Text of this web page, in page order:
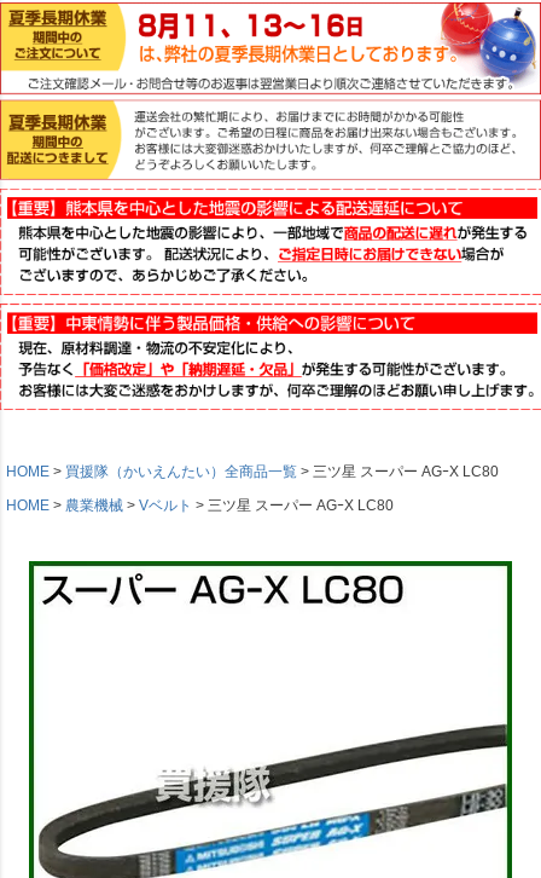
HOME 買援隊（かいえんたい）全商品一覧
三ツ星 スーパー AGｰX LC80
HOME
農業機械 Vベルト 三ツ星 スーパー AGｰX LC80